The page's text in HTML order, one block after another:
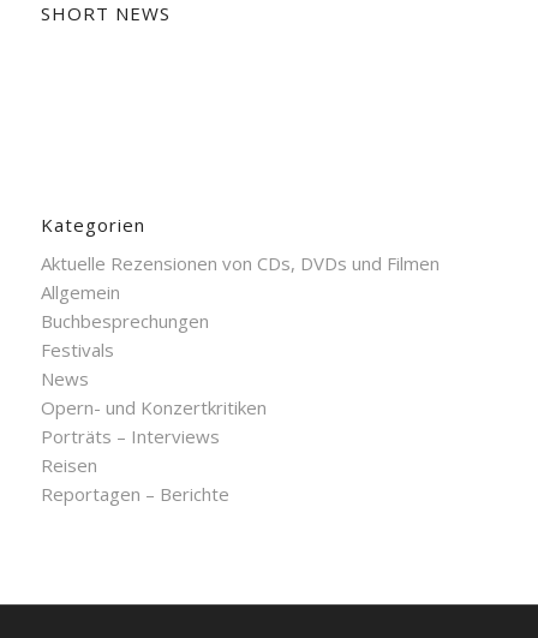
SHORT NEWS
Kategorien
Aktuelle Rezensionen von CDs, DVDs und Filmen
Allgemein
Buchbesprechungen
Festivals
News
Opern- und Konzertkritiken
Porträts – Interviews
Reisen
Reportagen – Berichte